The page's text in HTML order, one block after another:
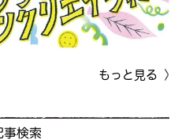
もっと見る
事検索